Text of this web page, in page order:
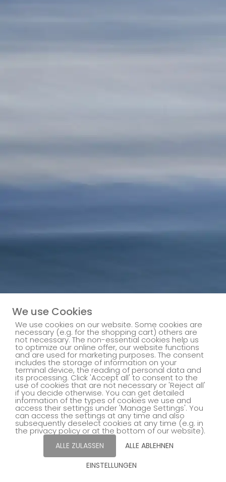
We use Cookies
We use cookies on our website. Some cookies are
necessary (e.g. for the shopping cart) others are
not necessary. The non-essential cookies help us
to optimize our online offer, our website functions
and are used for marketing purposes. The consent
includes the storage of information on your
terminal device, the reading of personal data and
its processing. Click 'Accept all' to consent to the
use of cookies that are not necessary or 'Reject all'
if you decide otherwise. You can get detailed
information of the types of cookies we use and
access their settings under 'Manage Settings'. You
can access the settings at any time and also
subsequently deselect cookies at any time (e.g. in
the privacy policy or at the bottom of our website).
ALLE ZULASSEN
ALLE ABLEHNEN
EINSTELLUNGEN